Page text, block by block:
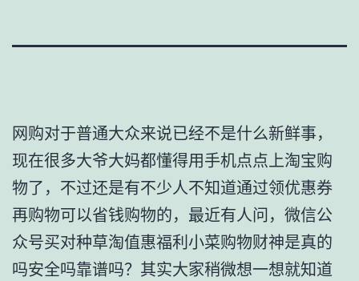
网购对于普通大众来说已经不是什么新鲜事，
现在很多大爷大妈都懂得用手机点点上淘宝购
物了，不过还是有不少人不知道通过领优惠券
再购物可以省钱购物的，最近有人问，微信公
众号买对种草淘值惠福利小菜购物财神是真的
吗安全吗靠谱吗？其实大家稍微想一想就知道